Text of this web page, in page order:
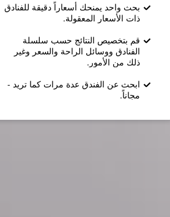
بحث واحد يمنحك أسعاراً دقيقة للفنادق
ذات الأسعار المعقولة.
قم بتخصيص النتائج حسب سلسلة
الفنادق ووسائل الراحة والسعر وغير
ذلك من الأمور.
ابحث عن الفندق عدة مرات كما تريد -
مجاناً.